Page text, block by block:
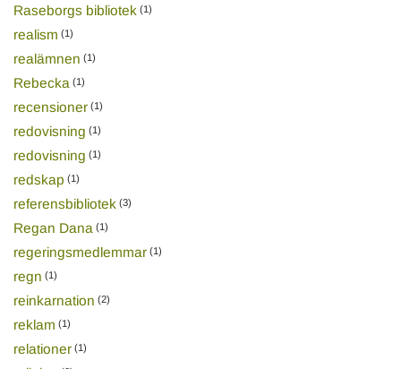
Raseborgs bibliotek (1)
realism (1)
realämnen (1)
Rebecka (1)
recensioner(1)
redovisning (1)
redovisning (1)
redskap (1)
referensbibliotek (3)
Regan Dana (1)
regeringsmedlemmar(1)
regn (1)
reinkarnation (2)
reklam (1)
relationer(1)